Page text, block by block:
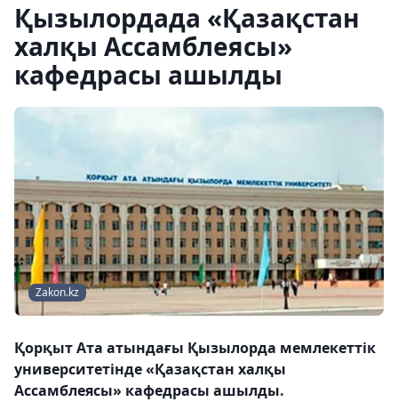
Қызылордада «Қазақстан
халқы Ассамблеясы»
кафедрасы ашылды
Zakon.kz
Қорқыт Ата атындағы Қызылорда мемлекеттік
университетінде «Қазақстан халқы
Ассамблеясы» кафедрасы ашылды.